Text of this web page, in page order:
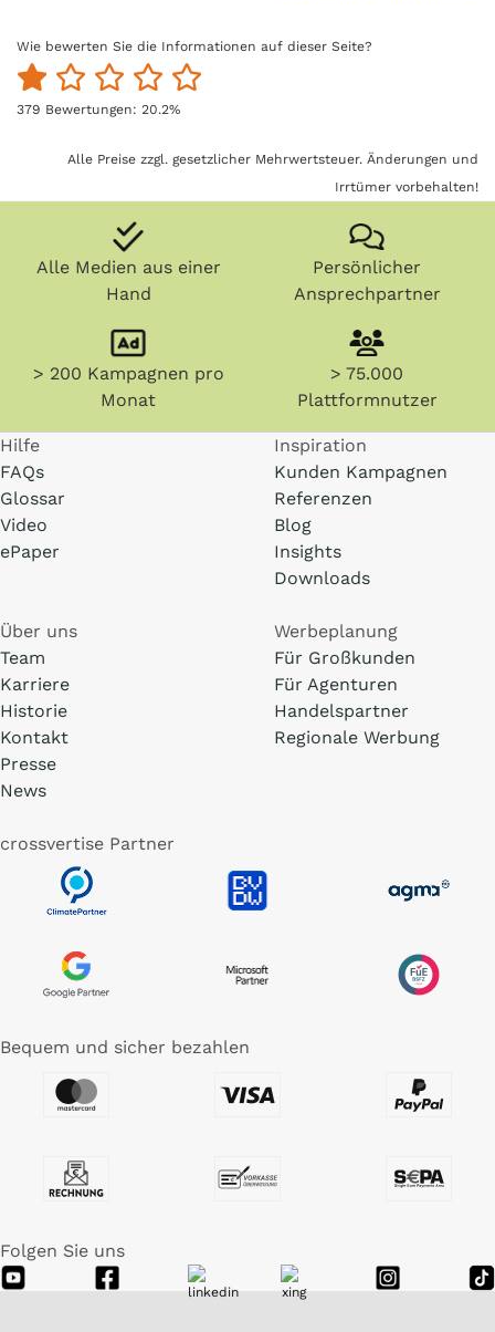
Wie bewerten Sie die Informationen auf dieser Seite?
379 Bewertungen: 20.2%
Alle Preise zzgl. gesetzlicher Mehrwertsteuer. Änderungen und
Irrtümer vorbehalten!
Alle Medien aus einer
Hand
Persönlicher
Ansprechpartner
> 200 Kampagnen pro
Monat
> 75.000
Plattformnutzer
Hilfe
FAQs
Glossar
Video
ePaper
Inspiration
Kunden Kampagnen
Referenzen
Blog
Insights
Downloads
Über uns
Team
Karriere
Historie
Kontakt
Presse
News
Werbeplanung
Für Großkunden
Für Agenturen
Handelspartner
Regionale Werbung
crossvertise Partner
Bequem und sicher bezahlen
Folgen Sie uns